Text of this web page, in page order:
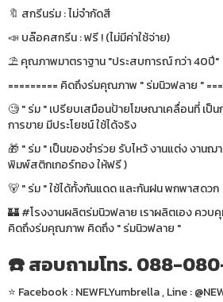
🔖 สกรีนร่ม : ไม่จำกัดสี
📣 บล๊อคสกรีน : ฟรี ! (ไม่มีค่าใช้จ่าย)
⛱ คุณภาพมาตราฐาน "ประสบการณ์ กว่า 40ปี"
========= คิดถึงร่มคุณภาพ " ร่มนิวฟลาย "
🧐 " ร่ม " เปรียบเสมือนป้ายโฆษณาเคลื่อนที่ เป็
การขาย มีประโยชน์ ใช้ได้จริง
🎁 " ร่ม " เป็นของชำร่วย รับไหว้ งานแต่ง งาน
พิมพ์สติกเกอร์ทอง ให้ฟรี )
🐻 " ร่ม " ใช้ได้ทั้งกันแดด และกันฝน พกพาสดวก
🏰 #โรงงานผลิตร่มนิวฟลาย เราผลิตเอง ควบ
คิดถึงร่มคุณภาพ คิดถึง " ร่มนิวฟลาย "
☎️ สอบถามโทร. 088-
⭐️ Facebook : NEWFLYumbrella , Line :